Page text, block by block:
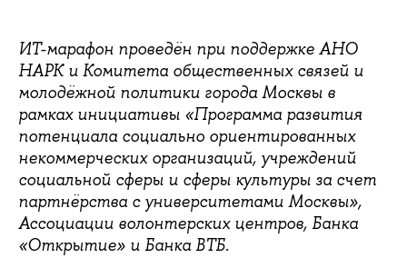
ИТ-марафон проведён при поддержке АНО
НАРК и Комитета общественных связей и
молодёжной политики города Москвы в
рамках инициативы «Программа развития
потенциала социально ориентированных
некоммерческих организаций, учреждений
социальной сферы и сферы культуры за счет
партнёрства с университетами Москвы»,
Ассоциации волонтерских центров, Банка
«Открытие» и Банка ВТБ.